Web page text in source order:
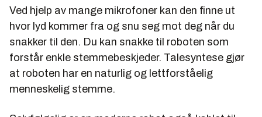
Ved hjelp av mange mikrofoner kan den finne ut
hvor lyd kommer fra og snu seg mot deg når du
snakker til den. Du kan snakke til roboten som
forstår enkle stemmebeskjeder. Talesyntese gjør
at roboten har en naturlig og lettforståelig
menneskelig stemme.